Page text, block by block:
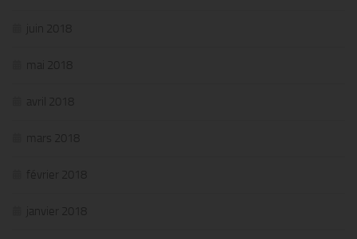
juin 2018
mai 2018
avril 2018
mars 2018
février 2018
janvier 2018